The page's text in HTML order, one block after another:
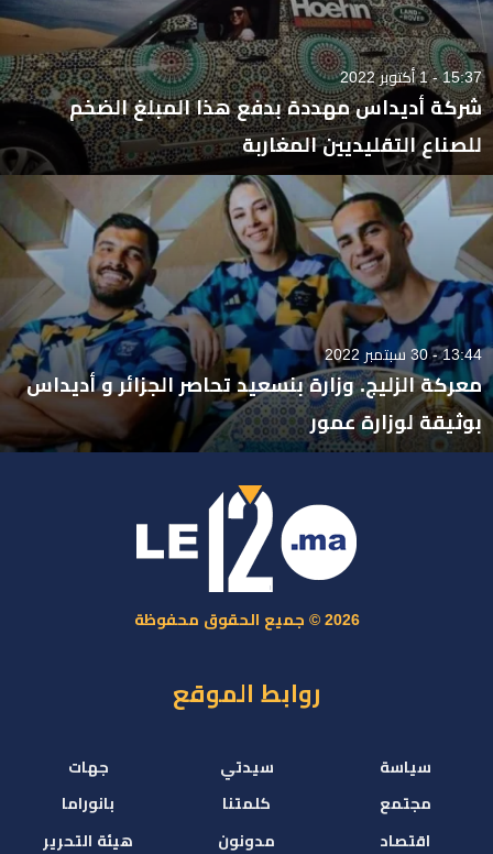
15:37 - 1 أكتوبر 2022
شركة أديداس مهددة بدفع هذا المبلغ الضخم
للصناع التقليديين المغاربة
13:44 - 30 سبتمبر 2022
معركة الزليج. وزارة بنسعيد تحاصر الجزائر و أديداس
بوثيقة لوزارة عمور
2026 © جميع الحقوق محفوظة
روابط الموقع
سياسة
مجتمع
اقتصاد
سيدتي
كلمتنا
مدونون
جهات
بانوراما
هيئة التحرير